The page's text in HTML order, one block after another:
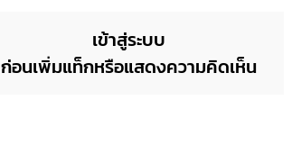
เข้าสู่ระบบ
ก่อนเพิ่มแท็กหรือแสดงความคิดเห็น